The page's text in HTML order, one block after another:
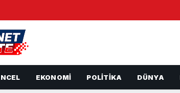
EKONOMI POLITIKA DÜNYA